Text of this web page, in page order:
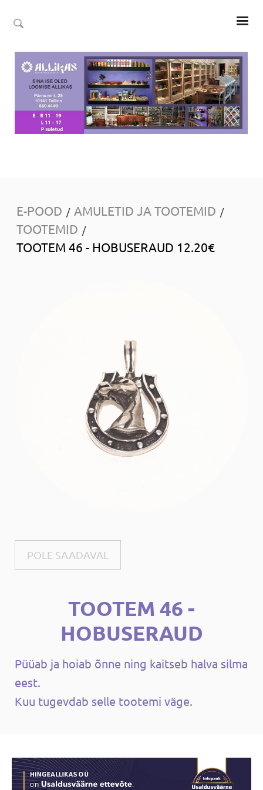
E-POOD / AMULETID JA TOOTEMID /
TOOTEMID /
TOOTEM 46 - HOBUSERAUD 12.20€
POLE SAADAVAL
TOOTEM 46 -
HOBUSERAUD
Püüab ja hoiab õnne ning kaitseb halva silma
eest.
Kuu tugevdab selle tootemi väge.